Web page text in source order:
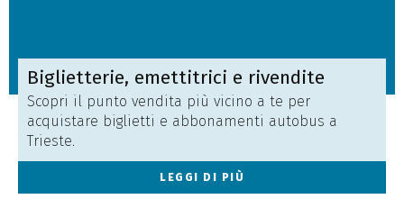
Biglietterie, emettitrici e rivendite
Scopri il punto vendita più vicino a te per
acquistare biglietti e abbonamenti autobus a
Trieste.
LEGGI DI PIÙ